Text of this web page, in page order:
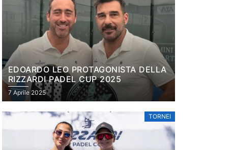
EDOARDO LEO PROTAGONISTA DELLA
RIZZARDI PADEL CUP 2025
7 Aprile 2025
TORNEI